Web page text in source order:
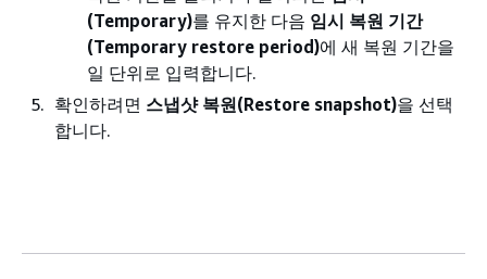
(Temporary)를 유지한 다음 임시 복원 기간
(Temporary restore period)에 새 복원 기간을
일 단위로 입력합니다.
확인하려면 스냅샷 복원(Restore snapshot)을 선택
합니다.